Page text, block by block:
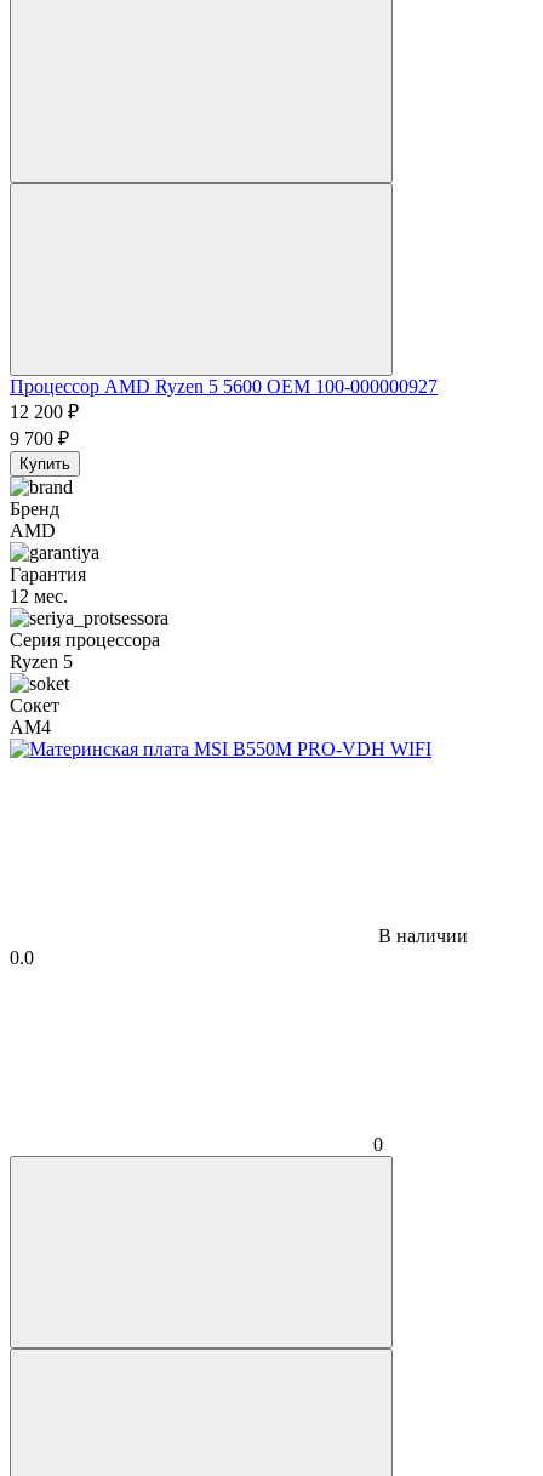
Процессор AMD Ryzen 5 5600 OEM 100-000000927
12 200 ₽
9 700 ₽
Купить
Бренд
AMD
Гарантия
12 мес.
Серия процессора
Ryzen 5
Сокет
AM4
В наличии
0.0
0